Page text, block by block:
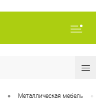
• Металлическая мебель •